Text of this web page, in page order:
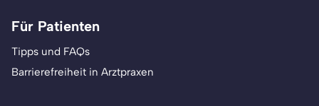
Für Patienten
Tipps und FAQs
Barrierefreiheit in Arztpraxen